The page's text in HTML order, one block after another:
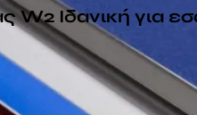
W2 Ιδανική για